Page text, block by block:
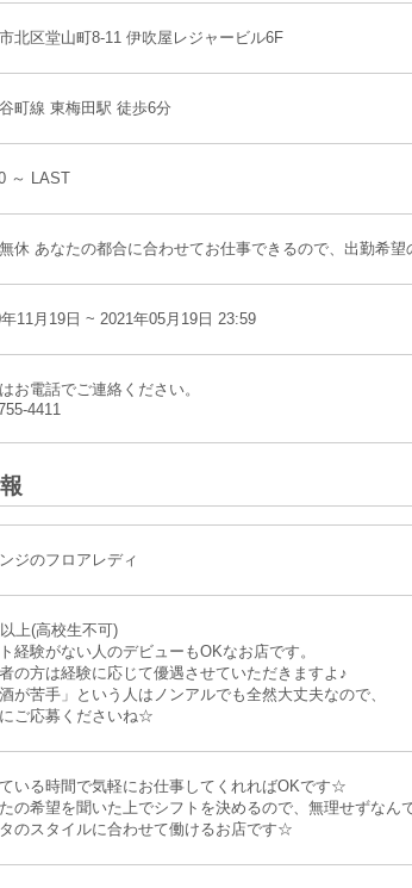
北区堂山町8-11 伊吹屋レジャービル6F
町線 東梅田駅 徒歩6分
～ LAST
休 あなたの都合に合わせてお仕事できるので、出勤希
11月19日 ~ 2021年05月19日 23:59
お電話でご連絡ください。
4411
ジのフロアレディ
上(高校生不可)
経験がない人のデビューもOKなお店です。
の方は経験に応じて優遇させていただきますよ♪
酒が苦手」という人はノンアルでも全然大丈夫なので、
ご応募くださいね☆
いる時間で気軽にお仕事してくれればOKです☆
の希望を聞いた上でシフトを決めるので、無理せずなん
のスタイルに合わせて働けるお店です☆